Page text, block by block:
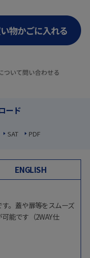
ード
SAT PDF
ENGLISH
。蓋や扉等をスムーズ
能です（2WAY仕